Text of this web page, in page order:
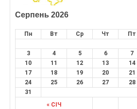
Серпень 2026
Пн Вт Ср Чт Пт
« СІЧ
3
4 5 6 7
10
11 12 13 14
17
18 19 20 21
24
25 26 27 28
31